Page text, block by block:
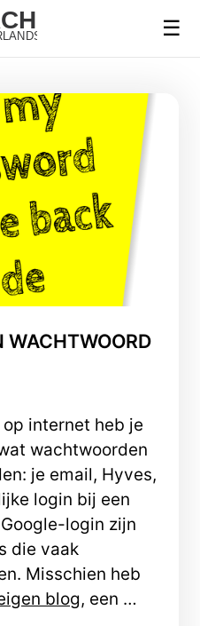
☰
WACHTWOORD
internet heb je
wachtwoorden
je email, Hyves,
login bij een
login zijn
die vaak
Misschien heb
blog, een …